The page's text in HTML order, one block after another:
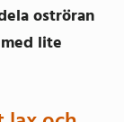
oströran
lite